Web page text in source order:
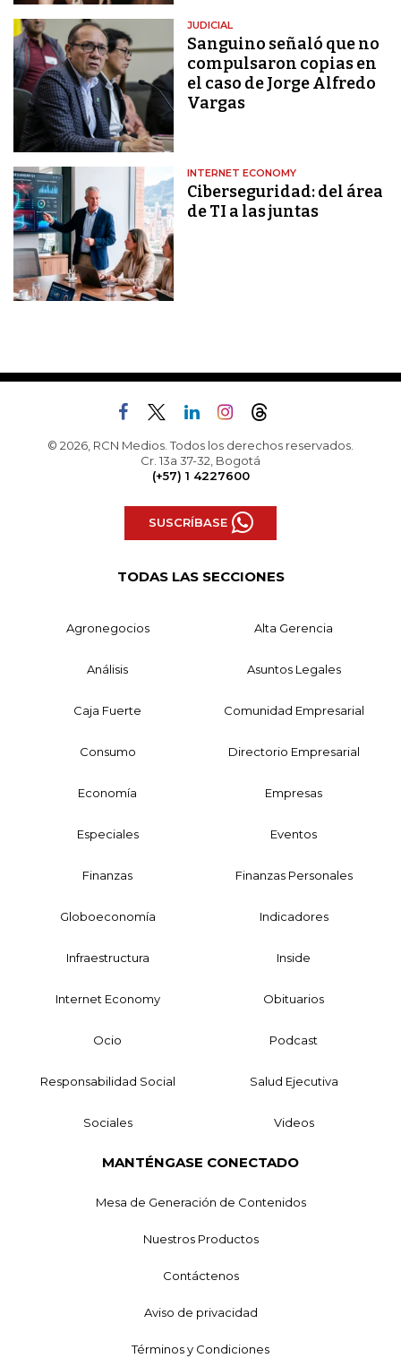
JUDICIAL
Sanguino señaló que no
compulsaron copias en
el caso de Jorge Alfredo
Vargas
INTERNET ECONOMY
Ciberseguridad: del área
de TI a las juntas
© 2026, RCN Medios. Todos los derechos reservados.
Cr. 13a 37-32, Bogotá
(+57) 1 4227600
SUSCRÍBASE
TODAS LAS SECCIONES
Agronegocios Alta Gerencia
Análisis Asuntos Legales
Caja Fuerte Comunidad Empresarial
Consumo Directorio Empresarial
Economía Empresas
Especiales Eventos
Finanzas Finanzas Personales
Globoeconomía Indicadores
Infraestructura Inside
Internet Economy Obituarios
Ocio Podcast
Responsabilidad Social Salud Ejecutiva
Sociales Videos
MANTÉNGASE CONECTADO
Mesa de Generación de Contenidos
Nuestros Productos
Contáctenos
Aviso de privacidad
Términos y Condiciones